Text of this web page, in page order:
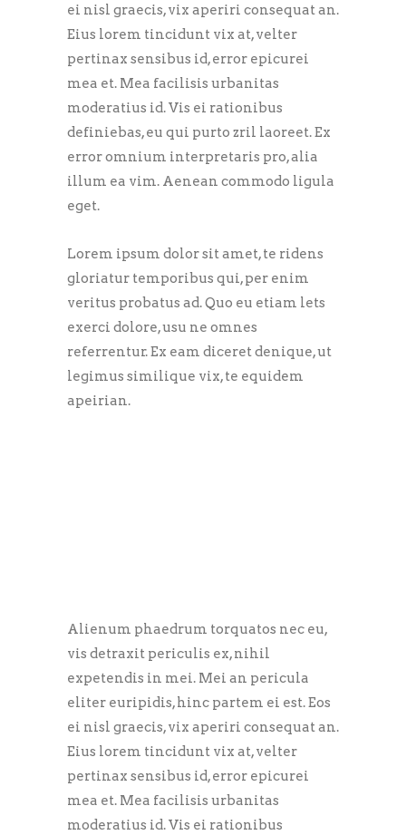
ei nisl graecis, vix aperiri consequat an.
Eius lorem tincidunt vix at, velter
pertinax sensibus id, error epicurei
mea et. Mea facilisis urbanitas
moderatius id. Vis ei rationibus
definiebas, eu qui purto zril laoreet. Ex
error omnium interpretaris pro, alia
illum ea vim. Aenean commodo ligula
eget.
Lorem ipsum dolor sit amet, te ridens
gloriatur temporibus qui, per enim
veritus probatus ad. Quo eu etiam lets
exerci dolore, usu ne omnes
referrentur. Ex eam diceret denique, ut
legimus similique vix, te equidem
apeirian.
Alienum phaedrum torquatos nec eu,
vis detraxit periculis ex, nihil
expetendis in mei. Mei an pericula
eliter euripidis, hinc partem ei est. Eos
ei nisl graecis, vix aperiri consequat an.
Eius lorem tincidunt vix at, velter
pertinax sensibus id, error epicurei
mea et. Mea facilisis urbanitas
moderatius id. Vis ei rationibus